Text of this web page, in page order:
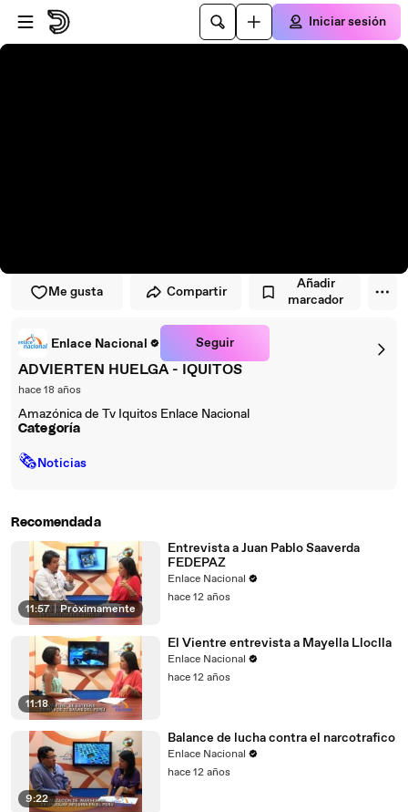
Saltar al reproductor
Saltar al contenido principal
Iniciar sesión
Me gusta Compartir
Añadir
marcador
Enlace Nacional Seguir
ADVIERTEN HUELGA - IQUITOS
hace 18 años
Amazónica de Tv Iquitos Enlace Nacional
Categoría
🗞Noticias
Recomendada
11:57 | Próximamente
Entrevista a Juan Pablo Saaverda
FEDEPAZ
Enlace Nacional
hace 12 años
11:18
El Vientre entrevista a Mayella Lloclla
Enlace Nacional
hace 12 años
9:22
Balance de lucha contra el narcotrafico
Enlace Nacional
hace 12 años